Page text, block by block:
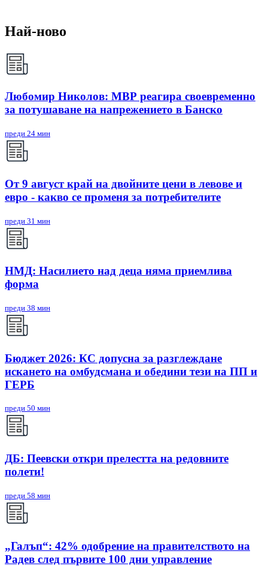
Най-ново
Любомир Николов: МВР реагира своевременно
за потушаване на напрежението в Банско
преди 24 мин
От 9 август край на двойните цени в левове и
евро - какво се променя за потребителите
преди 31 мин
НМД: Насилието над деца няма приемлива
форма
преди 38 мин
Бюджет 2026: КС допусна за разглеждане
искането на омбудсмана и обедини тези на ПП и
ГЕРБ
преди 50 мин
ДБ: Пеевски откри прелестта на редовните
полети!
преди 58 мин
„Галъп“: 42% одобрение на правителството на
Радев след първите 100 дни управление